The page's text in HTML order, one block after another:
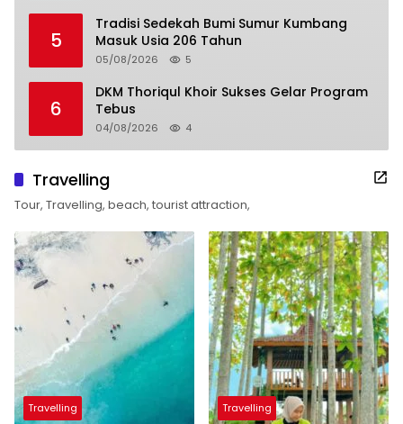
5
Tradisi Sedekah Bumi Sumur Kumbang
Masuk Usia 206 Tahun
05/08/2026 5
6
DKM Thoriqul Khoir Sukses Gelar Program
Tebus
04/08/2026 4
Travelling
Tour, Travelling, beach, tourist attraction,
Travelling Travelling